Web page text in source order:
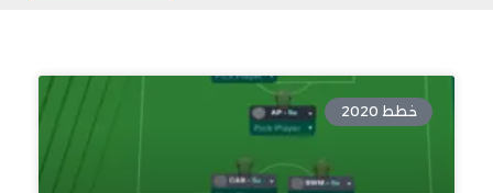
خطط 2020